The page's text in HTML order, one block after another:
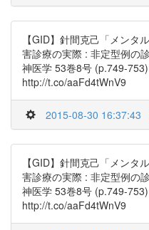
【GID】針間克己「メンタ
害診療の実際 : 非定型例の
神医学 53巻8号 (p.749-
http://t.co/aaFd4tWnV9
2015-08-30 16:37:43
【GID】針間克己「メンタ
害診療の実際 : 非定型例の
神医学 53巻8号 (p.749-
http://t.co/aaFd4tWnV9